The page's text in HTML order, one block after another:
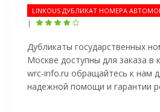
LINKOUS ДУБЛИКАТ НОМЕРА
|
Дубликаты государственных
Москве доступны для заказа в
wrc-info.ru обращайтесь к нам
надежной помощи и гарантии